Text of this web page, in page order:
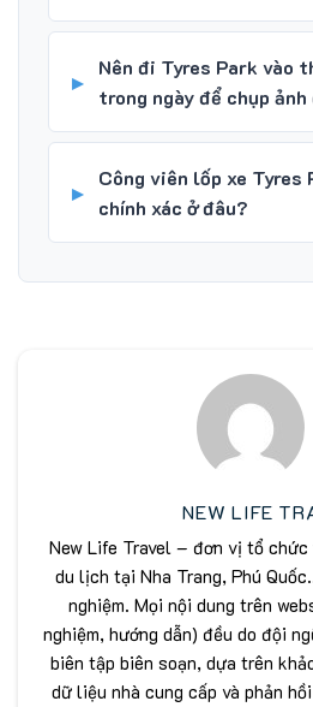
Nên đi Tyres Park vào
trong ngày để chụp
Công viên lốp xe Tyres
chính xác ở đâu?
NEW LIFE
New Life Travel – đơn vị tổ
du lịch tại Nha Trang, Phú
nghiệm. Mọi nội dung trên
nghiệm, hướng dẫn) đều do đội
biên tập biên soạn, dựa trên
dữ liệu nhà cung cấp và phản